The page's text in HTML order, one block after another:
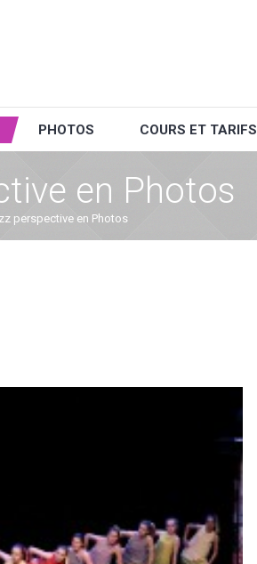
PHOTOS COURS ET TARIFS
en Photos
perspective en Photos